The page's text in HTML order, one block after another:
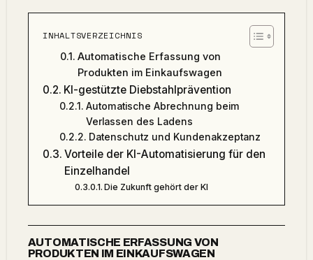
INHALTSVERZEICHNIS
Automatische Erfassung von
Produkten im Einkaufswagen
KI-gestützte Diebstahlprävention
Automatische Abrechnung beim
Verlassen des Ladens
Datenschutz und Kundenakzeptanz
Vorteile der KI-Automatisierung für den
Einzelhandel
Die Zukunft gehört der KI
AUTOMATISCHE ERFASSUNG VON
PRODUKTEN IM EINKAUFSWAGEN